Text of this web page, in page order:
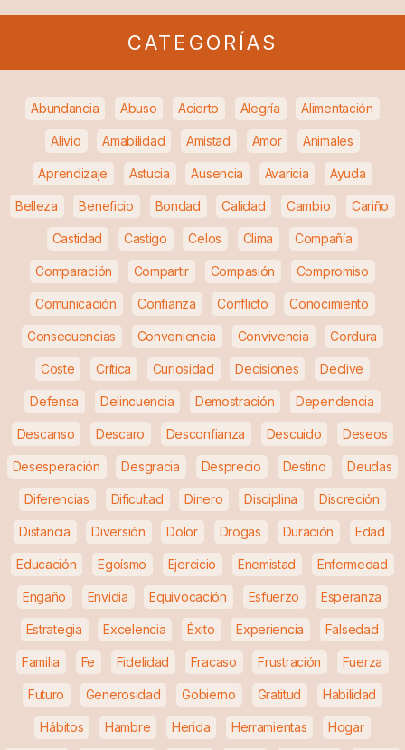
CATEGORÍAS
Abundancia Abuso Acierto Alegría Alimentación
Alivio Amabilidad Amistad Amor Animales
Aprendizaje Astucia Ausencia Avaricia Ayuda
Belleza Beneficio Bondad Calidad Cambio Cariño
Castidad Castigo Celos Clima Compañía
Comparación Compartir Compasión Compromiso
Comunicación Confianza Conflicto Conocimiento
Consecuencias Conveniencia Convivencia Cordura
Coste Crítica Curiosidad Decisiones Declive
Defensa Delincuencia Demostración Dependencia
Descanso Descaro Desconfianza Descuido Deseos
Desesperación Desgracia Desprecio Destino Deudas
Diferencias Dificultad Dinero Disciplina Discreción
Distancia Diversión Dolor Drogas Duración Edad
Educación Egoísmo Ejercicio Enemistad Enfermedad
Engaño Envidia Equivocación Esfuerzo Esperanza
Estrategia Excelencia Éxito Experiencia Falsedad
Familia Fe Fidelidad Fracaso Frustración Fuerza
Futuro Generosidad Gobierno Gratitud Habilidad
Hábitos Hambre Herida Herramientas Hogar